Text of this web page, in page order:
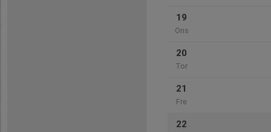
19
Ons
20
Tor
21
Fre
22